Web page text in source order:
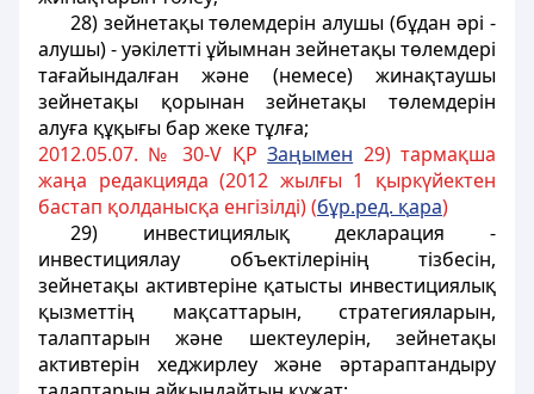
28) зейнетақы төлемдерiн алушы (бұдан әрi -
алушы) - уәкілетті ұйымнан зейнетақы төлемдерi
тағайындалған және (немесе) жинақтаушы
зейнетақы қорынан зейнетақы төлемдерiн
алуға құқығы бар жеке тұлға;
2012.05.07. № 30-V ҚРЗаңымен 29) тармақша
жаңа редакцияда (2012 жылғы 1 қыркүйектен
бастап қолданысқа енгізілді) (бұр.ред. қара)
29) инвестициялық декларация -
инвестициялау объектілерінің тізбесін,
зейнетақы активтеріне қатысты инвестициялық
қызметтің мақсаттарын, стратегияларын,
талаптарын және шектеулерін, зейнетақы
активтерін хеджирлеу және әртараптандыру